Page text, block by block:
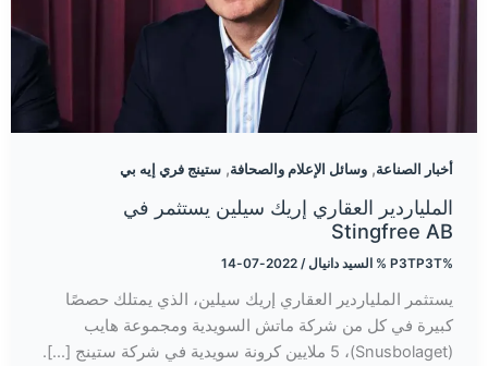
أخبار الصناعة, وسائل الإعلام والصحافة, ستينج فري إيه بي
الملياردير العقاري إريك سيلين يستثمر في
Stingfree AB
%P3TP3T % السيد دانيال/
2022-07-14
يستثمر الملياردير العقاري إريك سيلين، الذي يمتلك حصصًا
كبيرة في كل من شركة ماتش السويدية ومجموعة هايب
(Snusbolaget)، 5 ملايين كرونة سويدية في شركة ستينج [...].